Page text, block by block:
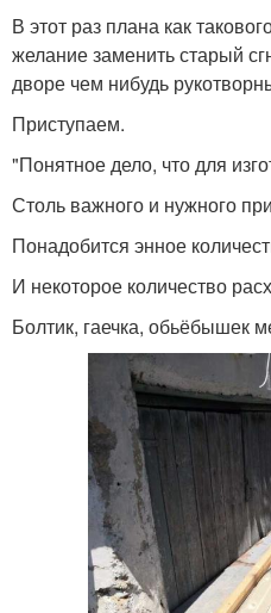
В этот раз плана как
желание заменить старый
дворе чем нибудь
Приступаем.
"Понятное дело, что для
Столь важного и нужного
Понадобится энное
И некоторое количество
Болтик, гаечка, обьёбышек